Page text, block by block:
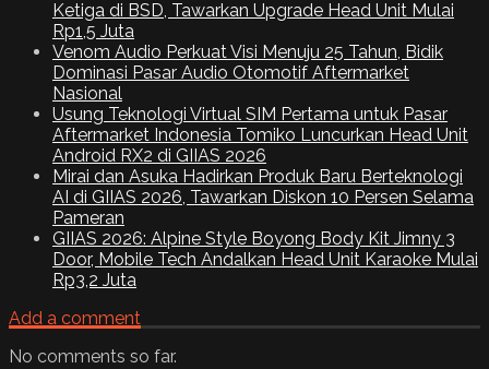
Ketiga di BSD, Tawarkan Upgrade Head Unit Mulai
Rp1,5 Juta
Venom Audio Perkuat Visi Menuju 25 Tahun, Bidik
Dominasi Pasar Audio Otomotif Aftermarket
Nasional
Usung Teknologi Virtual SIM Pertama untuk Pasar
Aftermarket Indonesia Tomiko Luncurkan Head Unit
Android RX2 di GIIAS 2026
Mirai dan Asuka Hadirkan Produk Baru Berteknologi
AI di GIIAS 2026, Tawarkan Diskon 10 Persen Selama
Pameran
GIIAS 2026: Alpine Style Boyong Body Kit Jimny 3
Door, Mobile Tech Andalkan Head Unit Karaoke Mulai
Rp3,2 Juta
Add a comment
No comments so far.